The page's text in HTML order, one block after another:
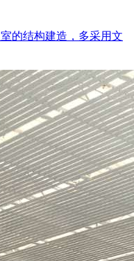
的结构建造，多采用文